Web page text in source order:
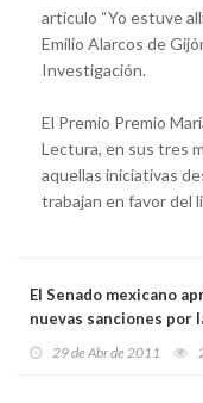
artículo “Yo estuve
Emilio Alarcos de
Investigación.
El Premio Premio
Lectura, en sus tres
aquellas iniciativas
trabajan en favor del
El Senado mexicano
nuevas sanciones por
29 de Abr de 2011